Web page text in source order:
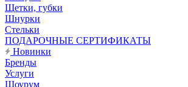
Щетки, губки
Шнурки
Стельки
ПОДАРОЧНЫЕ СЕРТИФИКАТЫ
Новинки
Бренды
Услуги
Шоурум